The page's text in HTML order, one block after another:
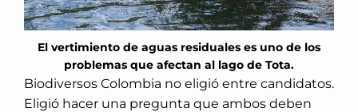
El vertimiento de aguas residuales es uno de los
problemas que afectan al lago de Tota.
Biodiversos Colombia no eligió entre candidatos.
Eligió hacer una pregunta que ambos deben